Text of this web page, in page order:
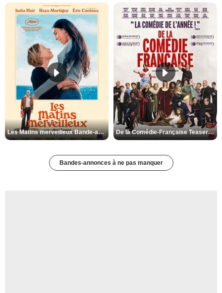
Les Matins merveilleux Bande-annonce VF De la Comédie-Française Teaser VF
Bandes-annonces à ne pas manquer